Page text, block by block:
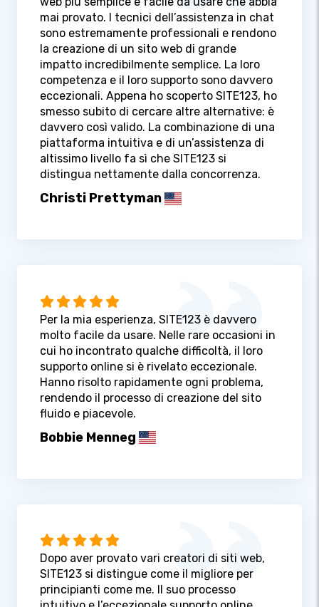
mai provato. I tecnici dell’assistenza in chat
sono estremamente professionali e rendono
la creazione di un sito web di grande
impatto incredibilmente semplice. La loro
competenza e il loro supporto sono davvero
eccezionali. Appena ho scoperto SITE123, ho
smesso subito di cercare altre alternative: è
davvero così valido. La combinazione di una
piattaforma intuitiva e di un’assistenza di
altissimo livello fa sì che SITE123 si
distingua nettamente dalla concorrenza.
Christi Prettyman
Per la mia esperienza, SITE123 è davvero
molto facile da usare. Nelle rare occasioni in
cui ho incontrato qualche difficoltà, il loro
supporto online si è rivelato eccezionale.
Hanno risolto rapidamente ogni problema,
rendendo il processo di creazione del sito
fluido e piacevole.
Bobbie Menneg
Dopo aver provato vari creatori di siti web,
SITE123 si distingue come il migliore per
principianti come me. Il suo processo